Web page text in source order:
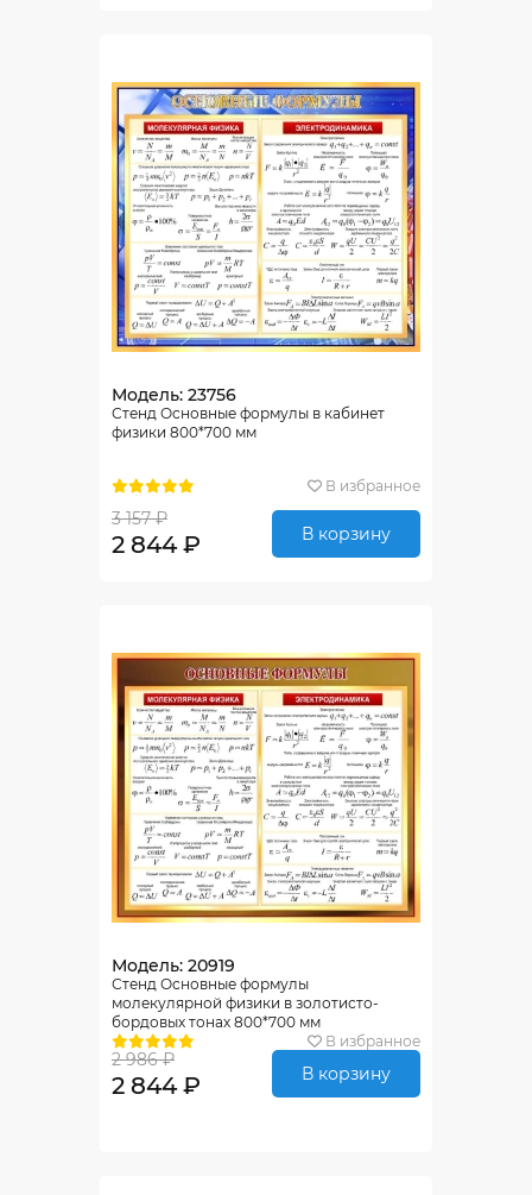
Модель: 23756
Стенд Основные формулы в кабинет
физики 800*700 мм
В избранное
3 157 ₽
2 844 ₽ В корзину
Модель: 20919
Стенд Основные формулы
молекулярной физики в золотисто-
бордовых тонах 800*700 мм
В избранное
2 986 ₽
2 844 ₽ В корзину